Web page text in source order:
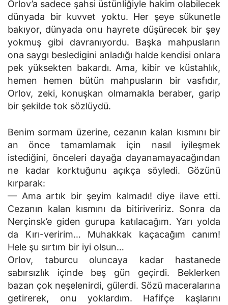
Orlov’a sadece şahsi üstünliğiyle hakim olabilecek
dünyada bir kuvvet yoktu. Her şeye sükunetle
bakıyor, dünyada onu hayrete düşürecek bir şey
yokmuş gibi davranıyordu. Başka mahpusların
ona saygı besledigini anladığı halde kendisi onlara
pek yüksekten bakardı. Ama, kibir ve küstahlık,
hemen hemen bütün mahpusların bir vasfıdır,
Orlov, zeki, konuşkan olmamakla beraber, garip
bir şekilde tok sözlüydü.
Benim sormam üzerine, cezanın kalan kısmını bir
an önce tamamlamak için nasıl iyileşmek
istediğini, önceleri dayağa dayanamayacağından
ne kadar korktuğunu açıkça söyledi. Gözünü
kırparak:
— Ama artık bir şeyim kalmadı! diye ilave etti.
Cezanın kalan kısmını da bitiriveririz. Sonra da
Nerçinsk’e giden gurupa katılacağım. Yarı yolda
da Kırı-veririm… Muhakkak kaçacağım canım!
Hele şu sırtım bir iyi olsun…
Orlov, taburcu oluncaya kadar hastanede
sabırsızlık içinde beş gün geçirdi. Beklerken
bazan çok neşelenirdi, gülerdi. Sözü maceralarına
getirerek, onu yoklardım. Hafifçe kaşlarını